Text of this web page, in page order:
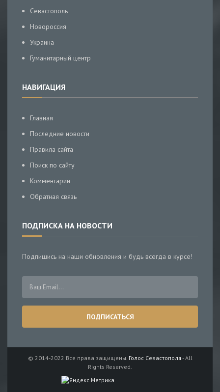
Севастополь
Новороссия
Украина
Гуманитарный центр
НАВИГАЦИЯ
Главная
Последние новости
Правила сайта
Поиск по сайту
Комментарии
Обратная связь
ПОДПИСКА НА НОВОСТИ
Подпишись на наши обновления и будь всегда в курсе!
© 2014-2022 Все права защищены. Голос Севастополя - All
Rights Reserved.